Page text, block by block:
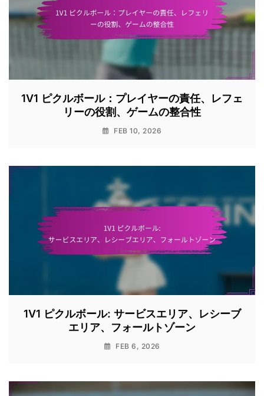
1V1 ピクルボール：プレイヤーの責任、レフェ
リーの役割、ゲームの整合性
FEB 10, 2026
1V1 ピクルボール: サービスエリア、レシーブ
エリア、フォールトゾーン
FEB 6, 2026